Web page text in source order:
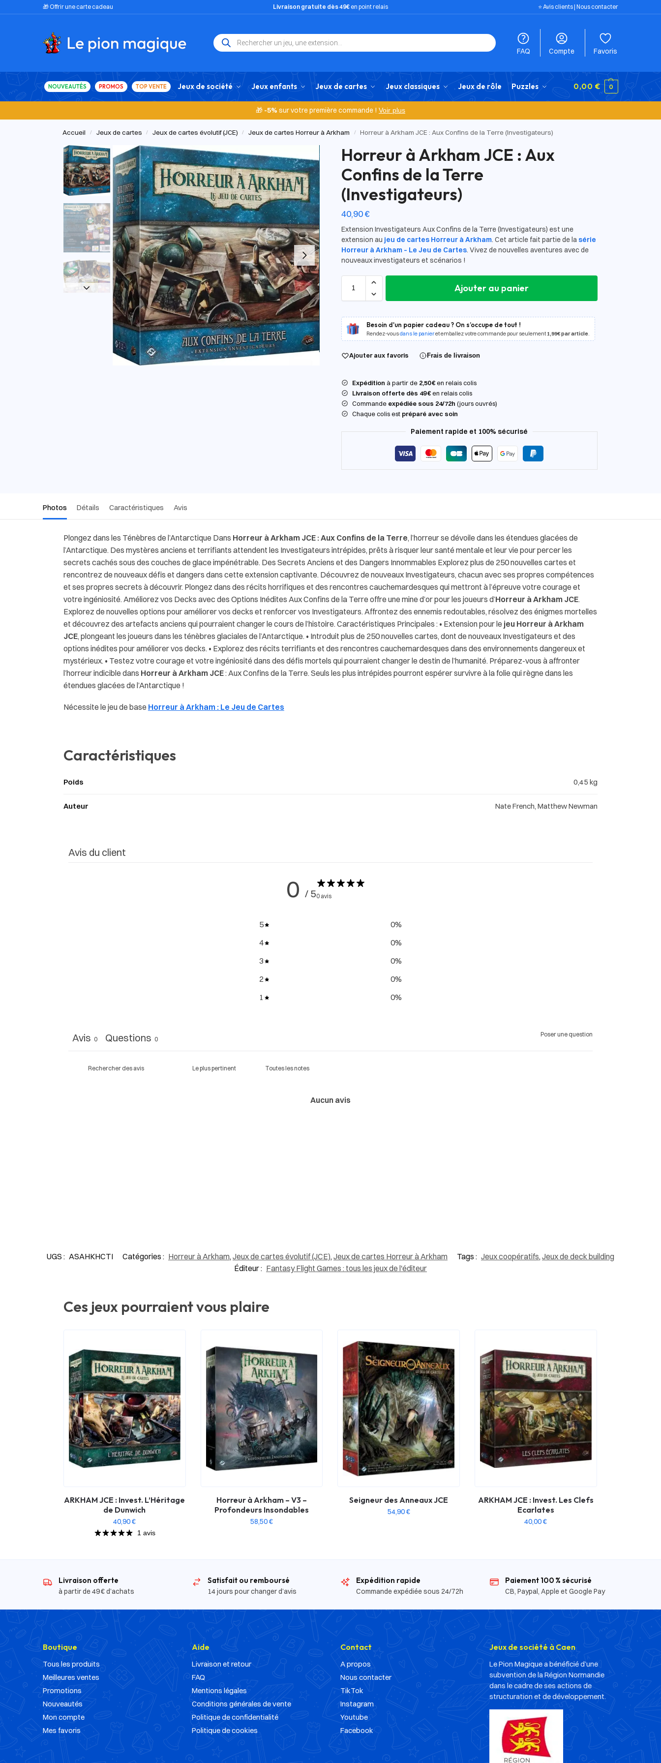
🎁 Offrir une carte cadeau Livraison gratuite dès 49€ en point relais ⭐️ Avis clients| Nous contacter
FAQ Compte Favoris
NOUVEAUTÉS PROMOS TOP VENTE Jeux de société Jeux enfants Jeux de cartes Jeux classiques Jeux de rôle Puzzles 0,00 € 0
🎁 -5% sur votre première commande ! Voir plus
Accueil / Jeux de cartes / Jeux de cartes évolutif (JCE) / Jeux de cartes Horreur à Arkham / Horreur à Arkham JCE : Aux Confins de la Terre (Investigateurs)
Horreur à Arkham JCE : Aux
Confins de la Terre
(Investigateurs)
40,90€
Extension Investigateurs Aux Confins de la Terre (Investigateurs) est une
extension au jeu de cartes Horreur à Arkham. Cet article fait partie de la série
Horreur à Arkham – Le Jeu de Cartes. Vivez de nouvelles aventures avec de
nouveaux investigateurs et scénarios !
Ajouter au panier
Besoin d'un papier cadeau ? On s’occupe de tout !
Rendez-vousdans le panieret emballez votre commande pour seulement1,99€ par article.
Ajouter aux favoris Frais de livraison
Expédition à partir de 2,50 €en relais colis
Livraison offerte dès 49 €en relais colis
Commande expédiée sous 24/72h (jours ouvrés)
Chaque colis est préparé avec soin
Paiement rapide et 100% sécurisé
Photos Détails Caractéristiques Avis
Plongez dans les Ténèbres de l’Antarctique Dans Horreur à Arkham JCE : Aux Confins de la Terre, l’horreur se dévoile dans les étendues glacées de
l’Antarctique. Des mystères anciens et terrifiants attendent les Investigateurs intrépides, prêts à risquer leur santé mentale et leur vie pour percer les
secrets cachés sous des couches de glace impénétrable. Des Secrets Anciens et des Dangers Innommables Explorez plus de 250 nouvelles cartes et
rencontrez de nouveaux défis et dangers dans cette extension captivante. Découvrez de nouveaux Investigateurs, chacun avec ses propres compétences
et ses propres secrets à découvrir. Plongez dans des récits horrifiques et des rencontres cauchemardesques qui mettront à l’épreuve votre courage et
votre ingéniosité. Améliorez vos Decks avec des Options Inédites Aux Confins de la Terre offre une mine d’or pour les joueurs d’Horreur à Arkham JCE.
Explorez de nouvelles options pour améliorer vos decks et renforcer vos Investigateurs. Affrontez des ennemis redoutables, résolvez des énigmes mortelles
et découvrez des artefacts anciens qui pourraient changer le cours de l’histoire. Caractéristiques Principales : • Extension pour le jeu Horreur à Arkham
JCE, plongeant les joueurs dans les ténèbres glaciales de l’Antarctique. • Introduit plus de 250 nouvelles cartes, dont de nouveaux Investigateurs et des
options inédites pour améliorer vos decks. • Explorez des récits terrifiants et des rencontres cauchemardesques dans des environnements dangereux et
mystérieux. • Testez votre courage et votre ingéniosité dans des défis mortels qui pourraient changer le destin de l’humanité. Préparez-vous à affronter
l’horreur indicible dans Horreur à Arkham JCE: Aux Confins de la Terre. Seuls les plus intrépides pourront espérer survivre à la folie qui règne dans les
étendues glacées de l’Antarctique !
Nécessite le jeu de base Horreur à Arkham : Le Jeu de Cartes
Caractéristiques
Poids 0,45 kg
Auteur Nate French, Matthew Newman
Avis du client
0 / 50 avis
5 0%
4
0%
3
0%
2
0%
1
0%
Poser une question
Avis 0 Questions 0
Aucun avis
UGS : ASAHKHCTI Catégories : Horreur à Arkham,Jeux de cartes évolutif (JCE),Jeux de cartes Horreur à Arkham Tags : Jeux coopératifs,Jeux de deck building
Éditeur : Fantasy Flight Games : tous les jeux de l'éditeur
Ces jeux pourraient vous plaire
ARKHAM JCE : Invest. L’Héritage
de Dunwich
40,90€
1 avis
Horreur à Arkham – V3 –
Profondeurs Insondables
58,50€
Seigneur des Anneaux JCE
54,90€
ARKHAM JCE : Invest. Les Clefs
Ecarlates
40,00€
Livraison offerte
à partir de 49 € d’achats
Satisfait ou remboursé
14 jours pour changer d’avis
Expédition rapide
Commande expédiée sous 24/72h
Paiement 100 % sécurisé
CB, Paypal, Apple et Google Pay
Boutique
Tous les produits
Meilleures ventes
Promotions
Nouveautés
Mon compte
Mes favoris
Aide
Livraison et retour
FAQ
Mentions légales
Conditions générales de vente
Politique de confidentialité
Politique de cookies
Contact
A propos
Nous contacter
TikTok
Instagram
Youtube
Facebook
Jeux de société à Caen
Le Pion Magique a bénéficié d’une
subvention de la Région Normandie
dans le cadre de ses actions de
structuration et de développement.